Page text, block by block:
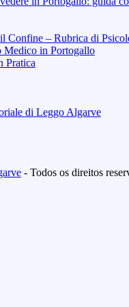
Confine – Rubrica di
Medico in Portogallo
Pratica
di Leggo Algarve
- Todos os direitos